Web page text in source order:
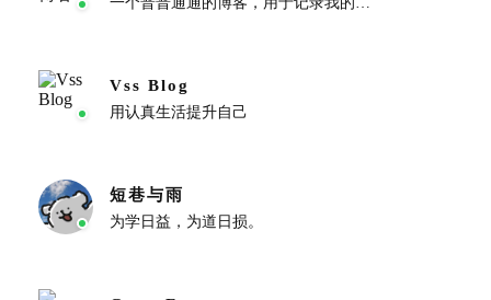
Vss Blog
用认真生活提升自己
短巷与雨
为学日益，为道日损。